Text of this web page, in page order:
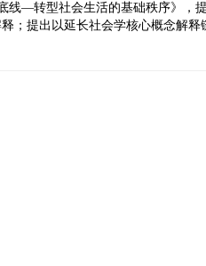
—转型社会生活的基础秩序》，提
；提出以延长社会学核心概念解